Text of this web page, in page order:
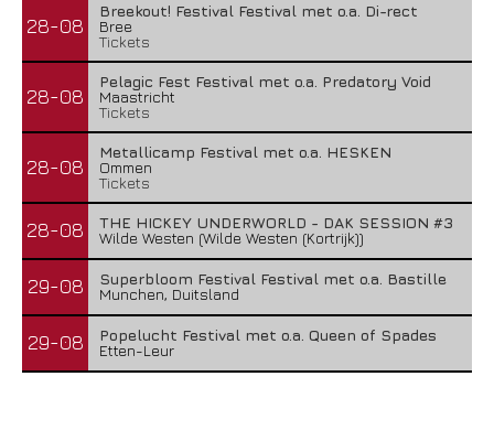
28-08
Breekout! Festival Festival met o.a. Di-rect
Bree
Tickets
28-08
Pelagic Fest Festival met o.a. Predatory Void
Maastricht
Tickets
28-08
Metallicamp Festival met o.a. HESKEN
Ommen
Tickets
28-08
THE HICKEY UNDERWORLD - DAK SESSION #3
Wilde Westen (Wilde Westen (Kortrijk))
29-08
Superbloom Festival Festival met o.a. Bastille
Munchen, Duitsland
29-08
Popelucht Festival met o.a. Queen of Spades
Etten-Leur